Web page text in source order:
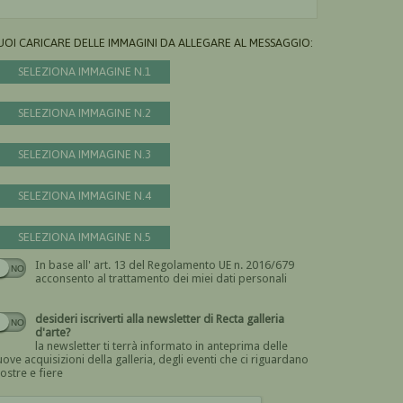
CARICARE DELLE IMMAGINI DA ALLEGARE AL MESSAGGIO:
SELEZIONA IMMAGINE N.1
SELEZIONA IMMAGINE N.2
SELEZIONA IMMAGINE N.3
SELEZIONA IMMAGINE N.4
SELEZIONA IMMAGINE N.5
In base all' art. 13 del Regolamento UE n. 2016/679
acconsento al trattamento dei miei dati personali
Devi dare il consenso
desideri iscriverti alla newsletter di Recta galleria
d'arte?
la newsletter ti terrà informato in anteprima delle
acquisizioni della galleria, degli eventi che ci riguardano
e fiere